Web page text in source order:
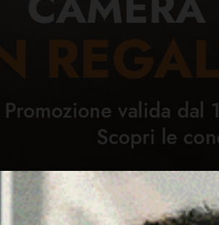
Sardegna Cronaca Attualità